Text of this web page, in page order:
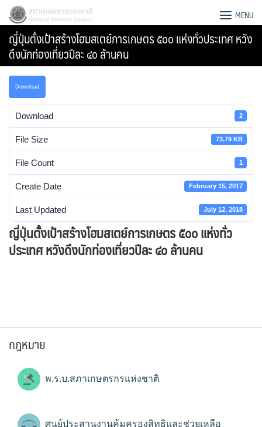
Skip
content
Search
for:
สภาเกษตรกรแห่งชาติ MENU
ญี่ปุ่นตั้งเป้าสร้างโฮมสเตย์การเกษตร ๕๐๐ แห่งทั่วประเทศ หวัง
ดึงนักท่องเที่ยวปีละ ๔๐ ล้านคน
Download
Download 2
File Size 73.79 KB
File Count 1
Create Date February 15, 2017
Last Updated July 12, 2018
ญี่ปุ่นตั้งเป้าสร้างโฮมสเตย์การเกษตร ๕๐๐ แห่งทั่ว
ประเทศ หวังดึงนักท่องเที่ยวปีละ ๔๐ ล้านคน
กฎหมาย
พ.ร.บ.สภาเกษตรกรแห่งชาติ
ศูนย์ประสานงานคุ้มครองสิทธิและช่วยเหลือ